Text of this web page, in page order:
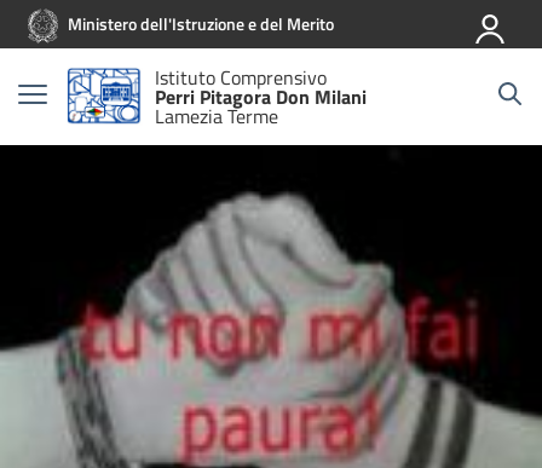
Vai ai contenuti
Vai al menu di navigazione
Vai al footerMinistero dell'Istruzione e del Merito
Istituto Comprensivo
Perri Pitagora Don Milani
Lamezia Terme